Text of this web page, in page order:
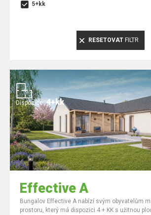
5+kk
RESETOVAT FILTR
Dispozice: 4+kk
Effective A
Bungalov Effective A nabízí svým obyvatelům
prostoru, který má dispozici 4 + KK s užitnou